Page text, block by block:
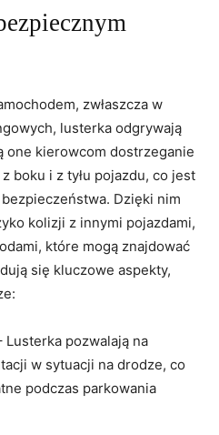
zwłaszcza w
lusterka odgrywają
one kierowcom dostrzeganie
boku i z tyłu pojazdu, co jest
Dzięki nim
kolizji z innymi pojazdami,
które mogą znajdować
się kluczowe aspekty,
Lusterka pozwalają na
w sytuacji na drodze, co
podczas parkowania